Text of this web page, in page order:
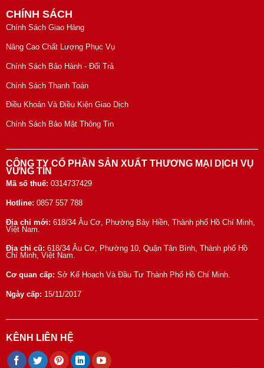
CHÍNH SÁCH
Chính Sách Giao Hàng
Nâng Cao Chất Lượng Phục Vụ
Chính Sách Bảo Hành - Đổi Trả
Chính Sách Thanh Toán
Điều Khoản Và Điều Kiện Giao Dịch
Chính Sách Bảo Mật Thông Tin
CÔNG TY CỔ PHẦN SẢN XUẤT THƯƠNG MẠI DỊCH VỤ
VỮNG TÍN
Mã số thuế: 0314737429
Hotline: 0857 557 788
Địa chỉ mới: 618/34 Âu Cơ, Phường Bảy Hiền, Thành phố Hồ Chí Minh,
Việt Nam.
Địa chỉ cũ: 618/34 Âu Cơ, Phường 10, Quận Tân Bình, Thành phố Hồ
Chí Minh, Việt Nam.
Cơ quan cấp: Sở Kế Hoạch Và Đầu Tư Thành Phố Hồ Chí Minh.
Ngày cấp: 15/11/2017
KÊNH LIÊN HỆ